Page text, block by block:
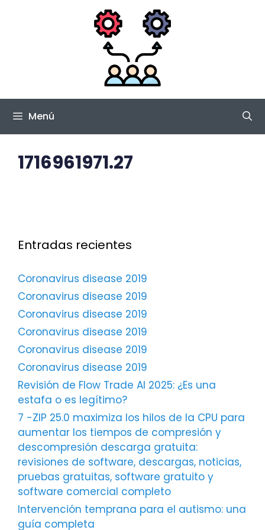
Menú
1716961971.27
Entradas recientes
Coronavirus disease 2019
Coronavirus disease 2019
Coronavirus disease 2019
Coronavirus disease 2019
Coronavirus disease 2019
Coronavirus disease 2019
Revisión de Flow Trade AI 2025: ¿Es una
estafa o es legítimo?
7 -ZIP 25.0 maximiza los hilos de la CPU para
aumentar los tiempos de compresión y
descompresión descarga gratuita:
revisiones de software, descargas, noticias,
pruebas gratuitas, software gratuito y
software comercial completo
Intervención temprana para el autismo: una
guía completa